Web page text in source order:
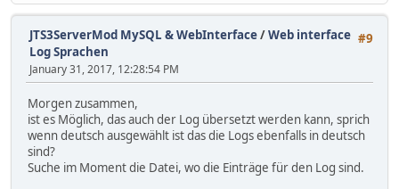
#9
JTS3ServerMod MySQL & WebInterface/Web interface
Log Sprachen
January 31, 2017, 12:28:54 PM
Morgen zusammen,
ist es Möglich, das auch der Log übersetzt werden kann, sprich
wenn deutsch ausgewählt ist das die Logs ebenfalls in deutsch
sind?
Suche im Moment die Datei, wo die Einträge für den Log sind.